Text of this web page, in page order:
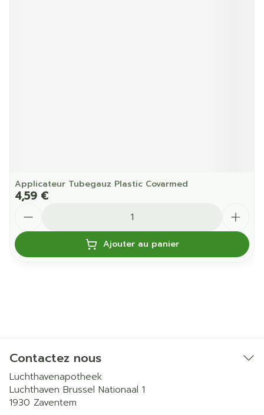
Applicateur Tubegauz Plastic Covarmed
4,59 €
Ajouter au panier
Contactez nous
Luchthavenapotheek
Luchthaven Brussel Nationaal 1
1930 Zaventem